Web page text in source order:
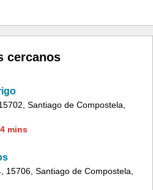
cercanos
Santiago de Compostela,
mins
15706, Santiago de Compostela,